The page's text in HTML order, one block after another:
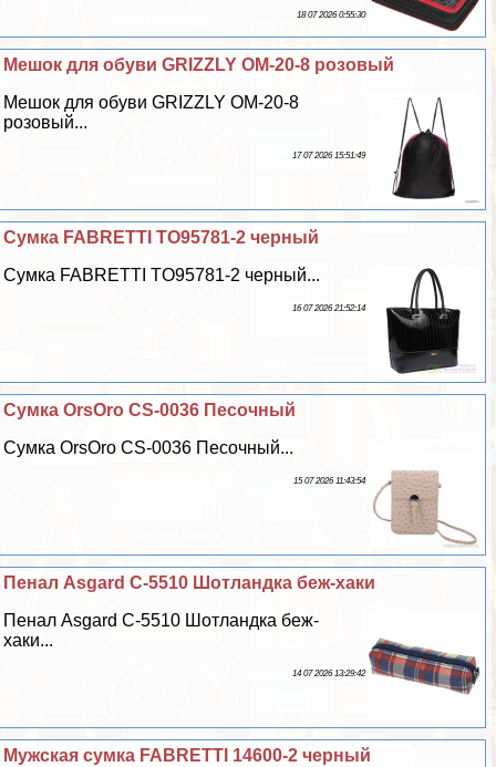
18 07 2026 0:55:30
Мешок для обуви GRIZZLY OM-20-8 розовый
Мешок для обуви GRIZZLY OM-20-8
розовый...
17 07 2026 15:51:49
Сумка FABRETTI TO95781-2 черный
Сумка FABRETTI TO95781-2 черный...
16 07 2026 21:52:14
Сумка OrsOro CS-0036 Песочный
Сумка OrsOro CS-0036 Песочный...
15 07 2026 11:43:54
Пенал Asgard С-5510 Шотландка беж-хаки
Пенал Asgard С-5510 Шотландка беж-
хаки...
14 07 2026 13:29:42
Мужская сумка FABRETTI 14600-2 черный